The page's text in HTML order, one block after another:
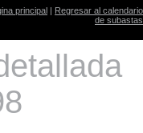
principal | Regresar al calendario
de subastas